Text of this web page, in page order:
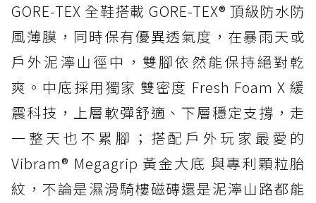
GORE-TEX 全鞋搭載 GORE-TEX® 頂級防水防
風薄膜，同時保有優異透氣度，在暴雨天或
戶外泥濘山徑中，雙腳依然能保持絕對乾
爽。中底採用獨家 雙密度 Fresh Foam X 緩
震科技，上層軟彈舒適、下層穩定支撐，走
一整天也不累腳；搭配戶外玩家最愛的
Vibram® Megagrip 黃金大底 與專利顆粒胎
紋，不論是濕滑騎樓磁磚還是泥濘山路都能